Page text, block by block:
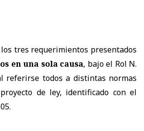
tres requerimientos presentados
en una sola causa, bajo el Rol N.
referirse todos a distintas normas
de ley, identificado con el